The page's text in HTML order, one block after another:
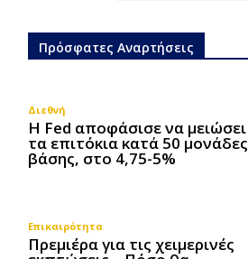
Πρόσφατες Αναρτήσεις
Διεθνή
Η Fed αποφάσισε να μειώσει
τα επιτόκια κατά 50 μονάδες
βάσης, στο 4,75-5%
Επικαιρότητα
Πρεμιέρα για τις χειμερινές